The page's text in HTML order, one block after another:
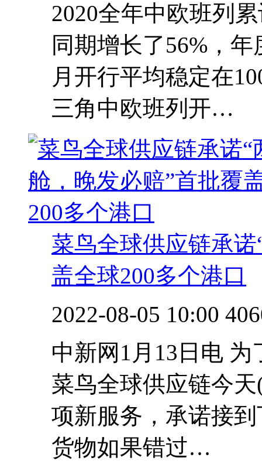
2020全年中欧班列
同期增长了56%，
月开行平均稳定在
三角中欧班列开…
菜鸟全球供应链承
盖全球200多个港口
2022-08-05 10:00
中新网1月13日电
菜鸟全球供应链今
项新服务，承诺接
货物如果错过…